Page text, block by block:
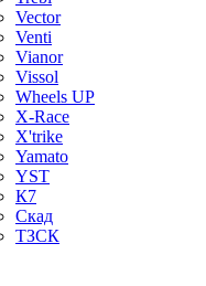
Vector
Venti
Vianor
Vissol
Wheels UP
X-Race
X'trike
Yamato
YST
К7
Скад
ТЗСК